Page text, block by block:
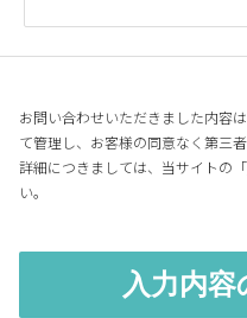
お問い合わせいただきました内容
て管理し、お客様の同意なく第三
詳細につきましては、当サイトの「
い。